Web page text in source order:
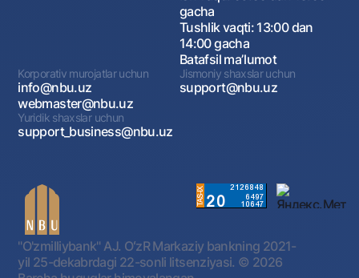
gacha
Tushlik vaqti: 13:00 dan
14:00 gacha
Batafsil maʼlumot
Korporativ murojatlar uchun
info@nbu.uz
webmaster@nbu.uz
Jismoniy shaxslar uchun
support@nbu.uz
Yuridik shaxslar uchun
support_business@nbu.uz
"O'zmilliybank" AJ. OʻzR Markaziy bankning 2021-
yil 25-dekabrdagi 22-sonli litsenziyasi. © 2026